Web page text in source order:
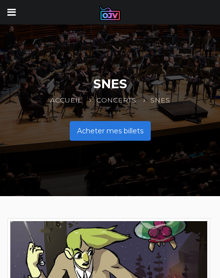
SNES
ACCUEIL CONCERTS SNES
Acheter mes billets